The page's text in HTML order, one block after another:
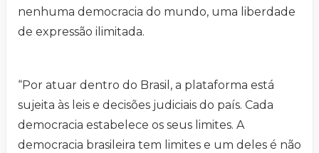
nenhuma democracia do mundo, uma liberdade
de expressão ilimitada.
“Por atuar dentro do Brasil, a plataforma está
sujeita às leis e decisões judiciais do país. Cada
democracia estabelece os seus limites. A
democracia brasileira tem limites e um deles é não